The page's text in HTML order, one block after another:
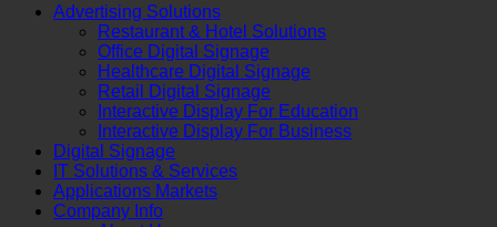
Advertising Solutions
Restaurant & Hotel Solutions
Office Digital Signage
Healthcare Digital Signage
Retail Digital Signage
Interactive Display For Education
Interactive Display For Business
Digital Signage
IT Solutions & Services
Applications Markets
Company Info